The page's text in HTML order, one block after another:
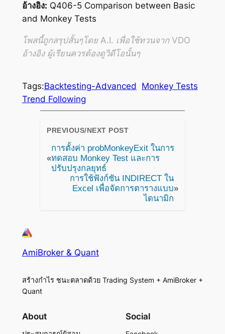
อ้างอิง: Q406-5 Comparison between Basic
and Monkey Tests
โพสนี้ถูกสรุปสั้นๆโดย A.I. เพื่อใช้ทวนจาก VDO
อ้างอิง ผู้เรียนควรต้องดูวิดีโอนั้นๆ
Tags:Backtesting-Advanced
Monkey Tests
Trend Following
PREVIOUS/NEXT POST
«
การตั้งค่า probMonkeyExit ในการ
ทดสอบ Monkey Test และการ
ปรับปรุงกลยุทธ์
การใช้ฟังก์ชัน INDIRECT ใน
Excel เพื่อจัดการตารางแบบ
ไดนามิก
»
AmiBroker & Quant
สร้างกำไร ชนะตลาดด้วย Trading System + AmiBroker +
Quant
About Social